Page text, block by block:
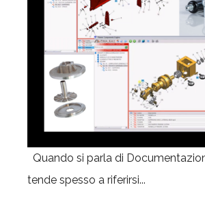
Quando si parla di
tende spesso a riferirsi...